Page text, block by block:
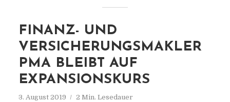
FINANZ- UND
VERSICHERUNGSMAKLER
PMA BLEIBT AUF
EXPANSIONSKURS
3. August 2019 2 Min. Lesedauer